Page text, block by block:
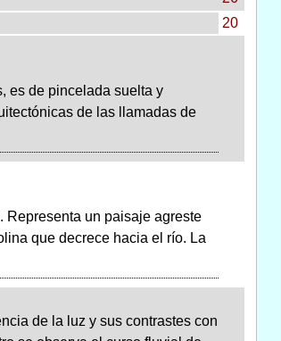
20
es de pincelada suelta y
de las llamadas de
Representa un paisaje agreste
que decrece hacia el río. La
de la luz y sus contrastes con